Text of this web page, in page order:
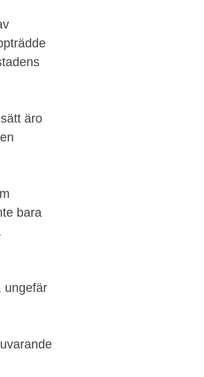
äro
bara
ungefär